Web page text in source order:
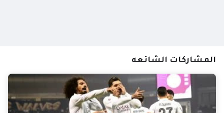
المشاركات الشائعه